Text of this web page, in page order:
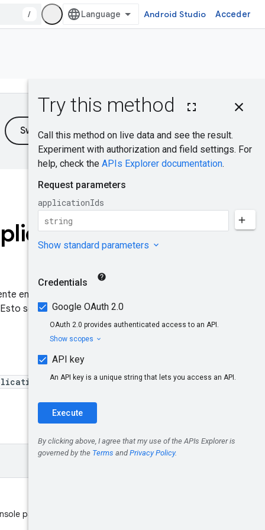
/ Android Studio Acceder
Parámetros de
consulta
Cuerpo de la
autorización
¿Te resultó útil?
en todos los juegos
solo mostrará los IDs de
para los que los juegos